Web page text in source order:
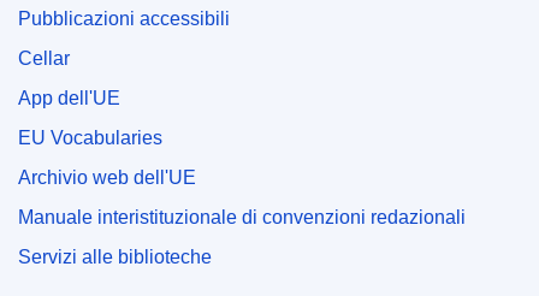
Pubblicazioni accessibili
Cellar
App dell'UE
EU Vocabularies
Archivio web dell'UE
Manuale interistituzionale di convenzioni redazionali
Servizi alle biblioteche